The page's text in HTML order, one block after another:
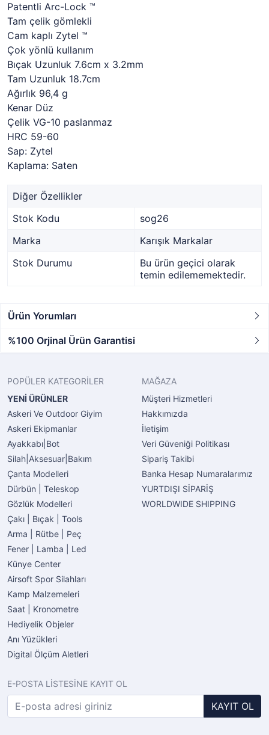
Patentli Arc-Lock ™
Tam çelik gömlekli
Cam kaplı Zytel ™
Çok yönlü kullanım
Bıçak Uzunluk 7.6cm x 3.2mm
Tam Uzunluk 18.7cm
Ağırlık 96,4 g
Kenar Düz
Çelik VG-10 paslanmaz
HRC 59-60
Sap: Zytel
Kaplama: Saten
Diğer Özellikler
Stok Kodu
sog26
Marka
Karışık Markalar
Stok Durumu
Bu ürün geçici olarak
temin edilememektedir.
Ürün Yorumları
%100 Orjinal Ürün Garantisi
POPÜLER KATEGORİLER
YENİ ÜRÜNLER
Askeri Ve Outdoor Giyim
Askeri Ekipmanlar
Ayakkabı|Bot
Silah|Aksesuar|Bakım
Çanta Modelleri
Dürbün | Teleskop
Gözlük Modelleri
Çakı | Bıçak | Tools
Arma | Rütbe | Peç
Fener | Lamba | Led
Künye Center
Airsoft Spor Silahları
Kamp Malzemeleri
Saat | Kronometre
Hediyelik Objeler
Anı Yüzükleri
Digital Ölçüm Aletleri
MAĞAZA
Müşteri Hizmetleri
Hakkımızda
İletişim
Veri Güveniği Politikası
Sipariş Takibi
Banka Hesap Numaralarımız
YURTDIŞI SİPARİŞ
WORLDWIDE SHIPPING
E-POSTA LİSTESİNE KAYIT OL
KAYIT OL